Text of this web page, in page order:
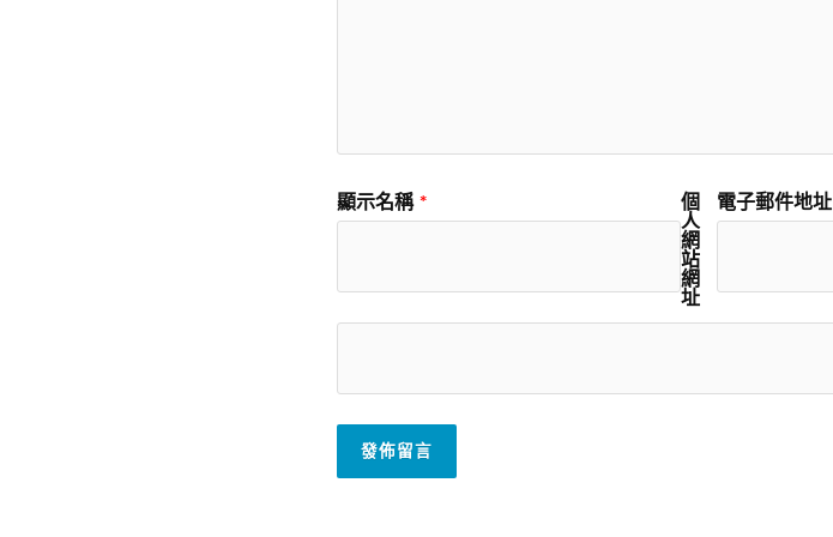
顯示名稱 * 電子郵件地址
個
人
網
站
網
址